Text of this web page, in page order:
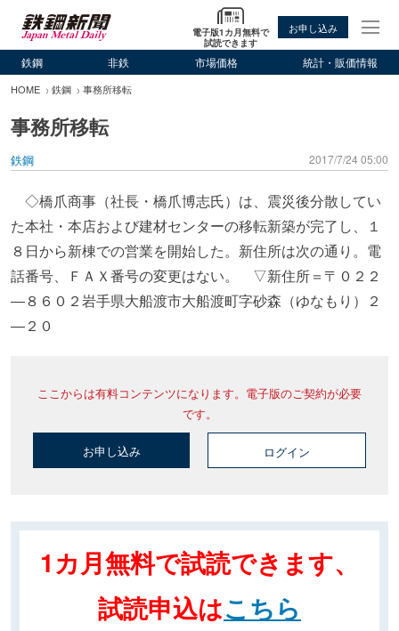
電子版1カ月無料で
試読できます
お申し込み
鉄鋼 非鉄 市場価格 統計・販価情報
HOME 鉄鋼 事務所移転
事務所移転
鉄鋼 2017/7/24 05:00
◇橋爪商事（社長・橋爪博志氏）は、震災後分散してい
た本社・本店および建材センターの移転新築が完了し、１
８日から新棟での営業を開始した。新住所は次の通り。電
話番号、ＦＡＸ番号の変更はない。 ▽新住所＝〒０２２
―８６０２岩手県大船渡市大船渡町字砂森（ゆなもり）２
―２０
ここからは有料コンテンツになります。電子版のご契約が必要
です。
お申し込み ログイン
1カ月無料で試読できます、
試読申込はこちら